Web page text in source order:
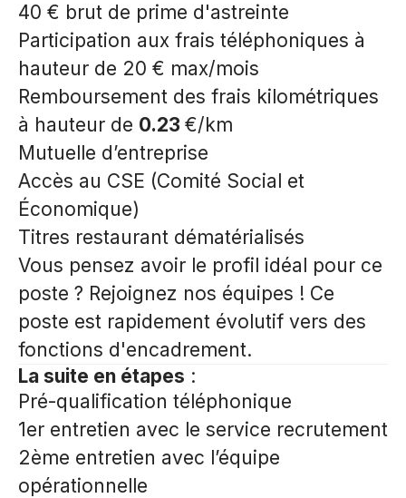
40 € brut de prime d'astreinte
Participation aux frais téléphoniques à
hauteur de 20 € max/mois
Remboursement des frais kilométriques
à hauteur de 0.23 €/km
Mutuelle d’entreprise
Accès au CSE (Comité Social et
Économique)
Titres restaurant dématérialisés
Vous pensez avoir le profil idéal pour ce
poste ? Rejoignez nos équipes ! Ce
poste est rapidement évolutif vers des
fonctions d'encadrement.
La suite en étapes :
Pré-qualification téléphonique
1er entretien avec le service recrutement
2ème entretien avec l’équipe
opérationnelle